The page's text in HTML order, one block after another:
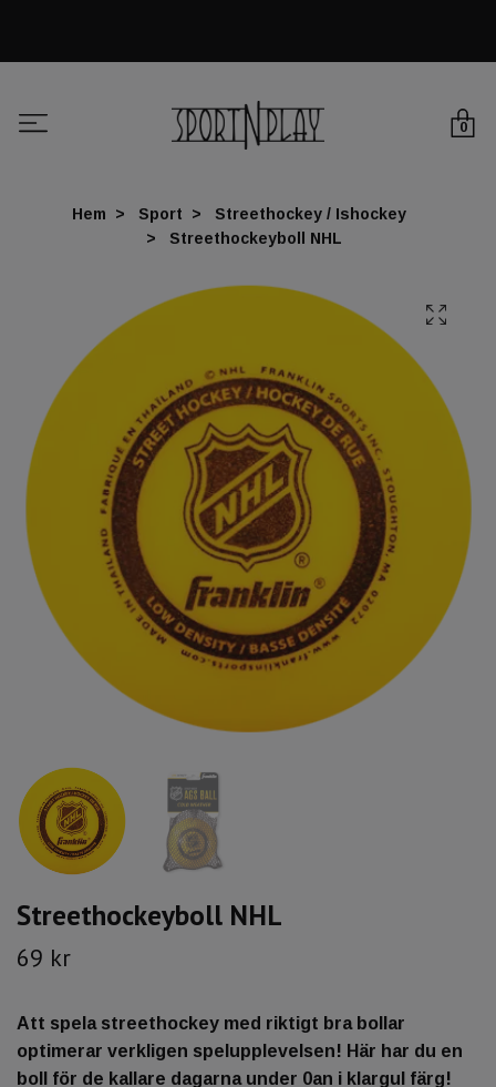
0
Hem Sport
Streethockey / Ishockey
Streethockeyboll NHL
Streethockeyboll NHL
69 kr
Att spela streethockey med riktigt bra bollar
optimerar verkligen spelupplevelsen! Här har du en
boll för de kallare dagarna under 0an i klargul färg!